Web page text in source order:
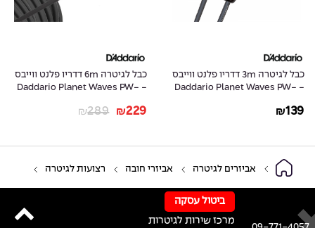
כבל לגיטרה 3m דדריו פלנט ווייבס
- Daddario Planet Waves PW-
₪139
כבל לגיטרה 6m דדריו פלנט ווייבס
- Daddario Planet Waves PW-
₪289 ₪229
אביזרים לגיטרה אביזרי חובה רצועות לגיטרה
ביטול עסקה
מרכז שירות לגיטרות